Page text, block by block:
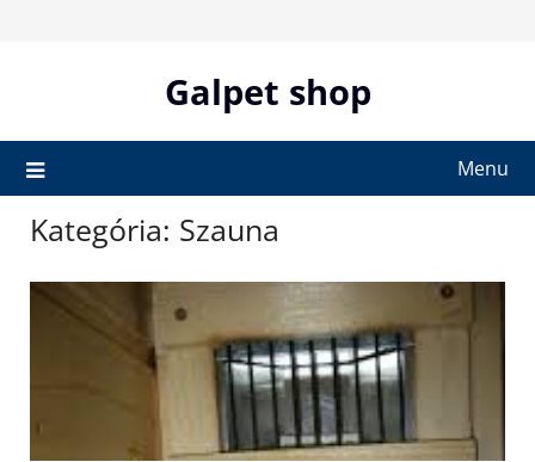
Galpet shop
Menu
Kategória: Szauna